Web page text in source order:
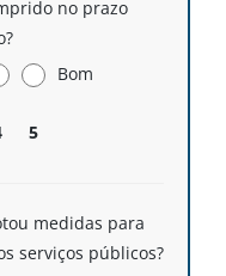
no prazo
5
Bom
medidas para
serviços públicos?